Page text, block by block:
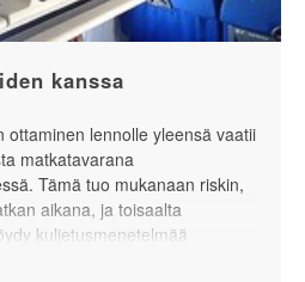
kanssa
ottaminen lennolle yleensä vaatii
matkatavarana
Tämä tuo mukanaan riskin,
aikana, ja toisaalta
kuljetusmenetelmää
voit lukea mm. siitä, mitä